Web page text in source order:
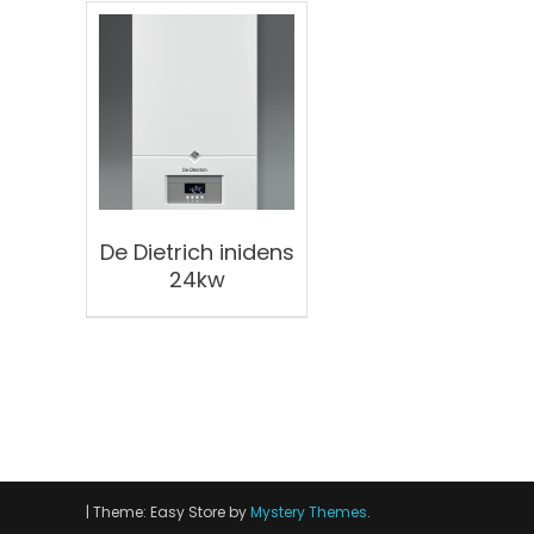
De Dietrich inidens
24kw
| Theme: Easy Store byMystery Themes.